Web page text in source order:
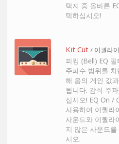
택지 중 올바른
택하십시오!
Kit Cut / 이퀄라
피킹 (Bell) EQ 필
주파수 범위를 차
해 음의 게인 값
됩니다. 감쇠 주
십시오! EQ On /
사용하여 이퀄라
사운드와 이퀄라
지 않은 사운드를
시오.